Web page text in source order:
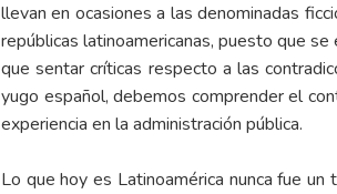
llevan en ocasiones a las denominadas
repúblicas latinoamericanas, puesto que
que sentar críticas respecto a las
yugo español, debemos comprender el
experiencia en la administración pública.
Lo que hoy es Latinoamérica nunca fue